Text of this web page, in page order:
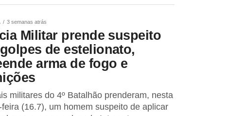
3 semanas atrás
Militar prende suspeito
de estelionato,
arma de fogo e
militares do 4º Batalhão prenderam, nesta
(16.7), um homem suspeito de aplicar